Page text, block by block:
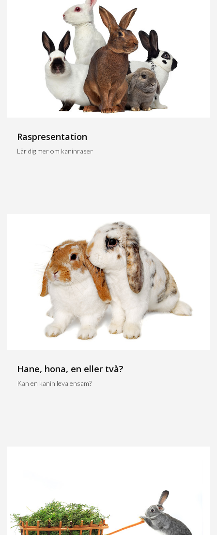
Raspresentation
Lär dig mer om kaninraser
Hane, hona, en eller två?
Kan en kanin leva ensam?